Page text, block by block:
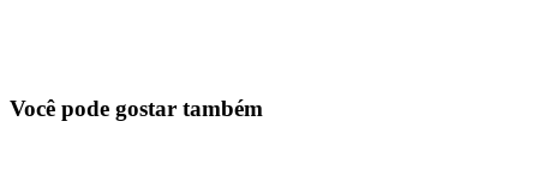
Você pode gostar também